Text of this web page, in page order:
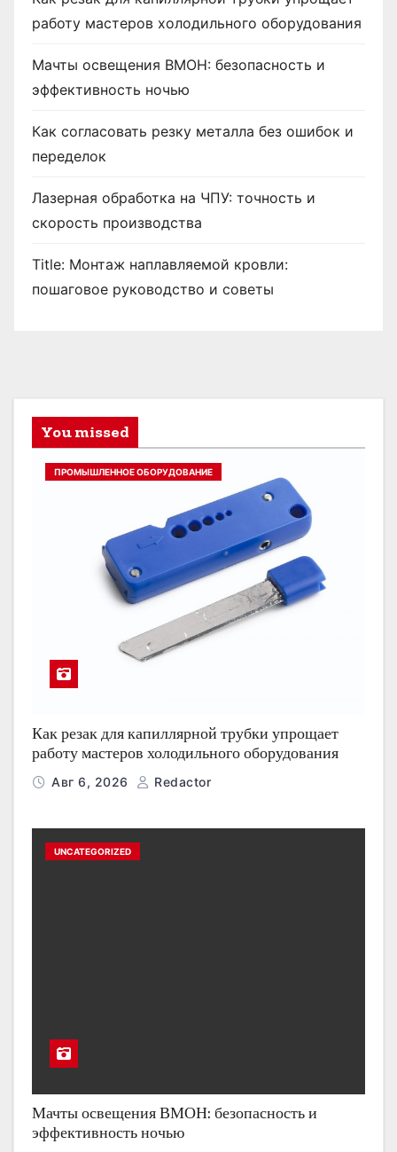
работу мастеров холодильного оборудования
Мачты освещения ВМОН: безопасность и
эффективность ночью
Как согласовать резку металла без ошибок и
переделок
Лазерная обработка на ЧПУ: точность и
скорость производства
Title: Монтаж наплавляемой кровли:
пошаговое руководство и советы
You missed
ПРОМЫШЛЕННОЕ ОБОРУДОВАНИЕ
Как резак для капиллярной трубки упрощает
работу мастеров холодильного оборудования
Авг 6, 2026 Redactor
UNCATEGORIZED
Мачты освещения ВМОН: безопасность и
эффективность ночью